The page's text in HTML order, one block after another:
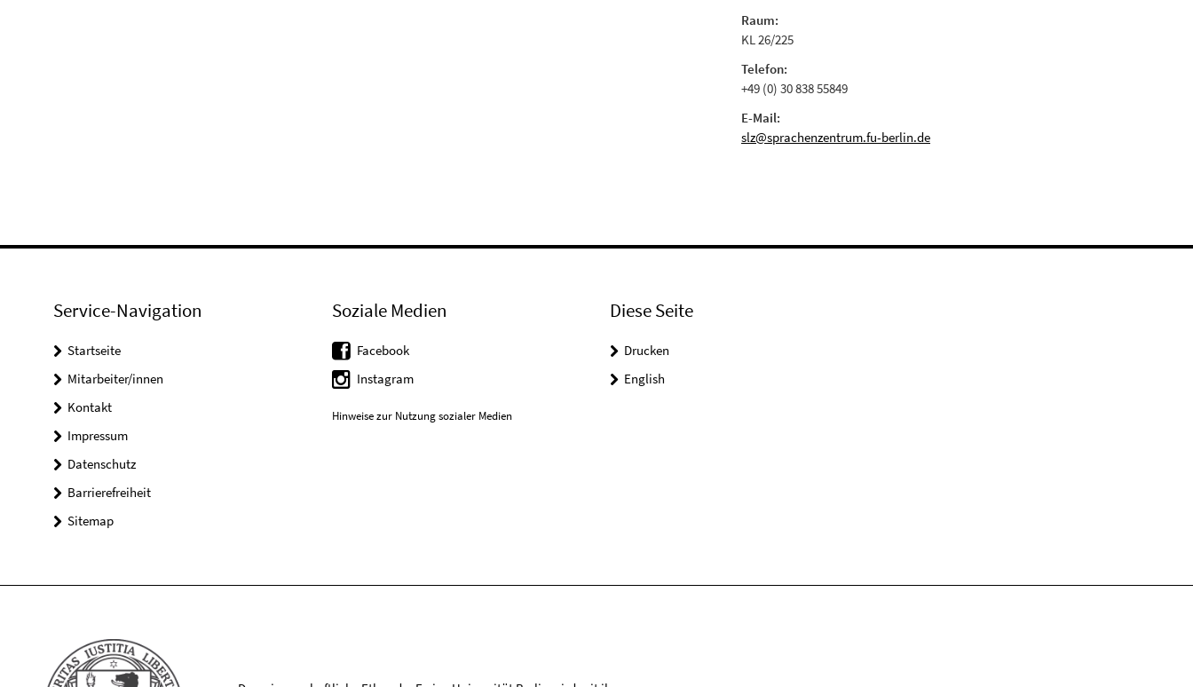
Raum:
KL 26/225
Telefon:
+49 (0) 30 838 55849
E-Mail:
slz@sprachenzentrum.fu-berlin.de
Service-Navigation
Startseite
Mitarbeiter/innen
Kontakt
Impressum
Datenschutz
Barrierefreiheit
Sitemap
Soziale Medien
Facebook
Instagram
Hinweise zur Nutzung sozialer Medien
Diese Seite
Drucken
English